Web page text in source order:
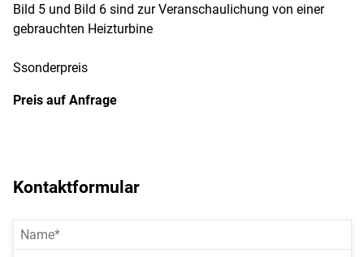
Bild 5 und Bild 6 sind zur Veranschaulichung von einer
gebrauchten Heizturbine
Ssonderpreis
Preis auf Anfrage
Kontaktformular